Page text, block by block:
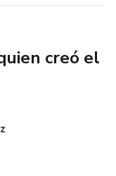
tú
creó el